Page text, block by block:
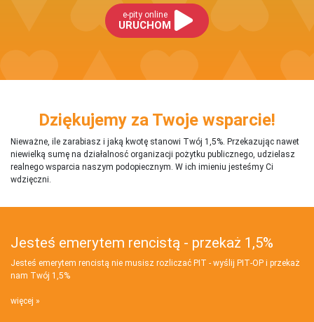
e-pity online
URUCHOM
Dziękujemy za Twoje wsparcie!
Nieważne, ile zarabiasz i jaką kwotę stanowi Twój 1,5%. Przekazując nawet
niewielką sumę na działalnosć organizacji pożytku publicznego, udzielasz
realnego wsparcia naszym podopiecznym. W ich imieniu jesteśmy Ci
wdzięczni.
Jesteś emerytem rencistą - przekaż 1,5%
Jesteś emerytem rencistą nie musisz rozliczać PIT - wyślij PIT‑OP i przekaż
nam Twój 1,5%
więcej